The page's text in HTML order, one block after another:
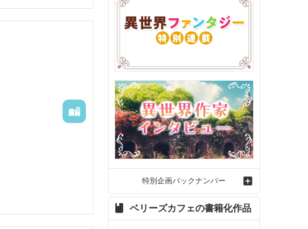
特別企画バックナンバー
ベリーズカフェの書籍化作品